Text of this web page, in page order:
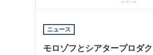
ニュース
モロゾフとシアタープロダ